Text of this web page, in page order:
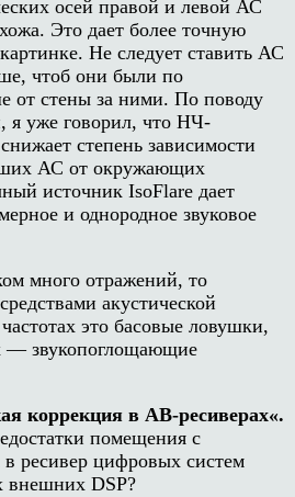
осей правой и левой АС
Это дает более точную
Не следует ставить АС
чтоб они были по
от стены за ними. По поводу
я уже говорил, что НЧ-
снижает степень зависимости
АС от окружающих
источник IsoFlare дает
и однородное звуковое
много отражений, то
акустической
это басовые ловушки,
— звукопоглощающие
коррекция в АВ-ресиверах«.
помещения с
ресивер цифровых систем
внешних DSP?